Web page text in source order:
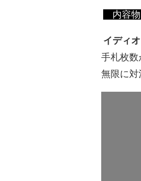
内容
イディ
手札枚数
無限に対